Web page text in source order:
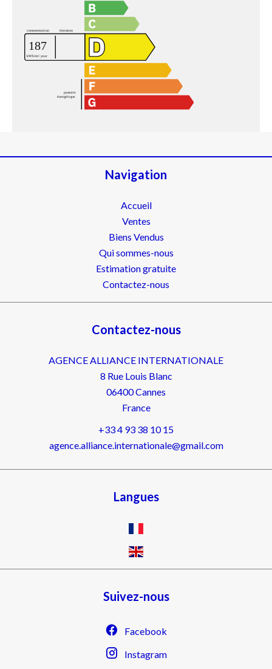
Navigation
Accueil
Ventes
Biens Vendus
Qui sommes-nous
Estimation gratuite
Contactez-nous
Contactez-nous
AGENCE ALLIANCE INTERNATIONALE
8 Rue Louis Blanc
06400Cannes
France
+33 4 93 38 10 15
agence.alliance.internationale@gmail.com
Langues
Suivez-nous
Facebook
Instagram